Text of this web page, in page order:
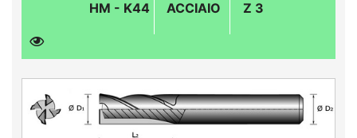
HM - K44
ACCIAIO
Z 3